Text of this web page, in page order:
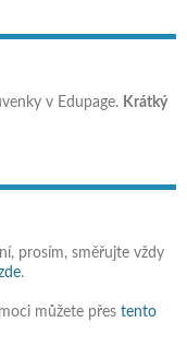
v Edupage. Krátký
prosím, směřujte vždy
.
můžete přes tento